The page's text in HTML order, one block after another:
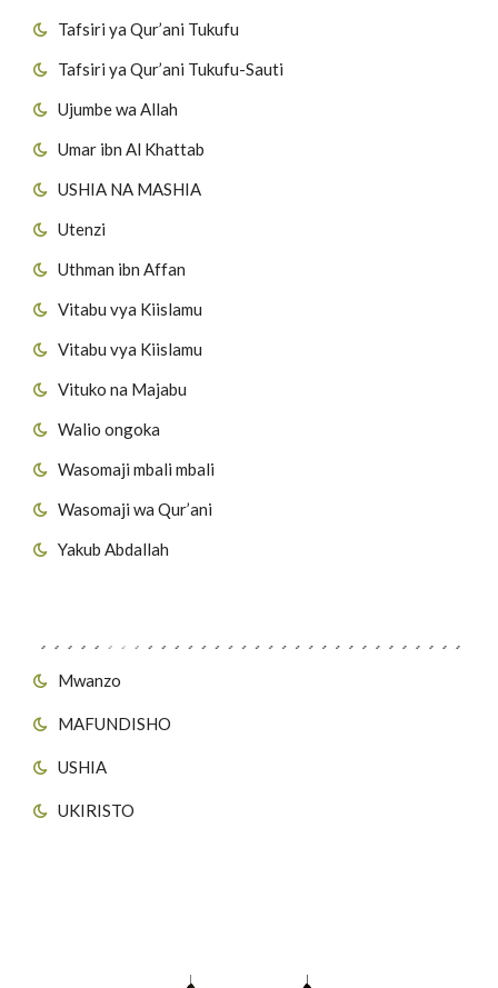
Tafsiri ya Qur’ani Tukufu
Tafsiri ya Qur’ani Tukufu-Sauti
Ujumbe wa Allah
Umar ibn Al Khattab
USHIA NA MASHIA
Utenzi
Uthman ibn Affan
Vitabu vya Kiislamu
Vitabu vya Kiislamu
Vituko na Majabu
Walio ongoka
Wasomaji mbali mbali
Wasomaji wa Qur’ani
Yakub Abdallah
Mwanzo
MAFUNDISHO
USHIA
UKIRISTO